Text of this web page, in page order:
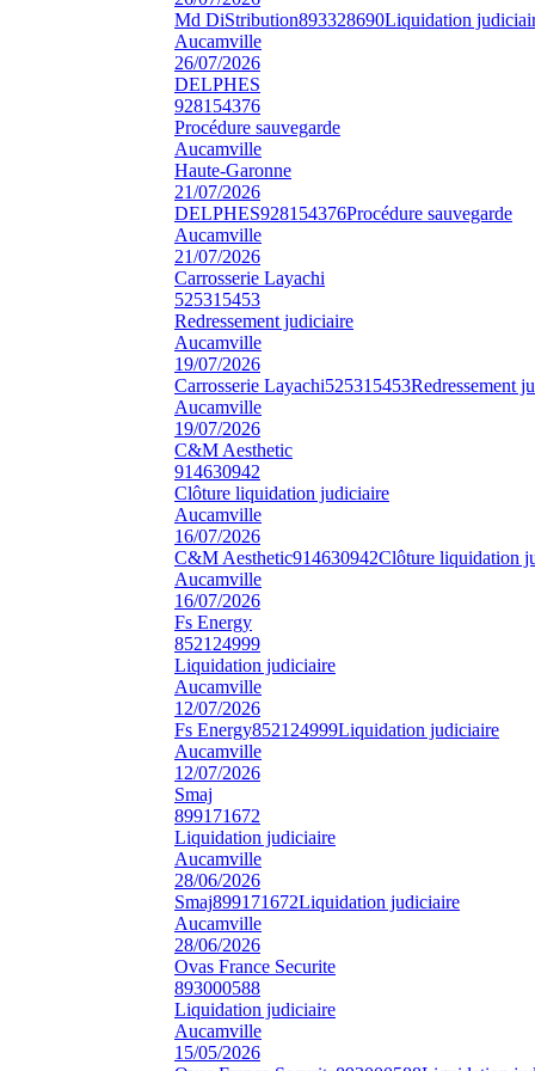
Md DiStribution893328690Liquidation
Aucamville
26/07/2026
DELPHES
928154376
Procédure sauvegarde
Aucamville
Haute-Garonne
21/07/2026
DELPHES928154376Procédure sauvegarde
Aucamville
21/07/2026
Carrosserie Layachi
525315453
Redressement judiciaire
Aucamville
19/07/2026
Carrosserie Layachi525315453Redressement
Aucamville
19/07/2026
C&M Aesthetic
914630942
Clôture liquidation judiciaire
Aucamville
16/07/2026
C&M Aesthetic914630942Clôture liquidation
Aucamville
16/07/2026
Fs Energy
852124999
Liquidation judiciaire
Aucamville
12/07/2026
Fs Energy852124999Liquidation judiciaire
Aucamville
12/07/2026
Smaj
899171672
Liquidation judiciaire
Aucamville
28/06/2026
Smaj899171672Liquidation judiciaire
Aucamville
28/06/2026
Ovas France Securite
893000588
Liquidation judiciaire
Aucamville
15/05/2026